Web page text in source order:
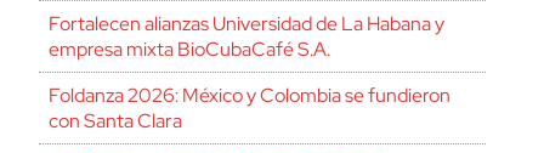
Fortalecen alianzas Universidad de La Habana y
empresa mixta BioCubaCafé S.A.
Foldanza 2026: México y Colombia se fundieron
con Santa Clara